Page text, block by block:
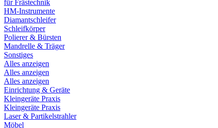
für Frästechnik
HM-Instrumente
Diamantschleifer
Schleifkörper
Polierer & Bürsten
Mandrelle & Träger
Sonstiges
Alles anzeigen
Alles anzeigen
Alles anzeigen
Einrichtung & Geräte
Kleingeräte Praxis
Kleingeräte Praxis
Laser & Partikelstrahler
Möbel